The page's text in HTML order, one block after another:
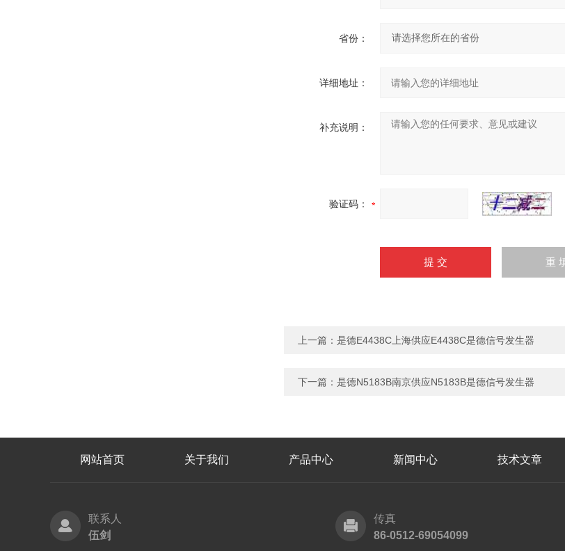
省份：
详细地址：
补充说明：
验证码：
上一篇： 是德E4438C上海供应E4438C是德信号发生器
下一篇： 是德N5183B南京供应N5183B是德信号发生器
网站首页 关于我们 产品中心 新闻中心 技术文章
联系人
伍剑
传真
86-0512-69054099